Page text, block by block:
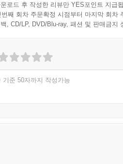
로드 후 작성한 리뷰만 YES포인트 지급
번째 회차 주문확정 시점부터 마지막 회차
, CD/LP, DVD/Blu-ray, 패션 및 판매금지
기준 50자까지 작성가능